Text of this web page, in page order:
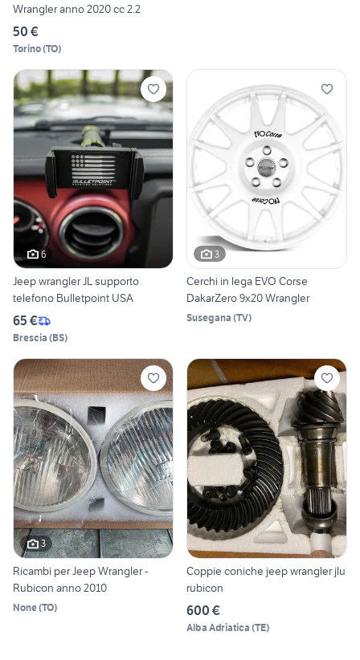
Wrangler anno 2020 cc 2.2
50 €
Torino(TO)
6
Jeep wrangler JL supporto
telefono Bulletpoint USA
65 €
Brescia (BS)
3
Cerchi in lega EVO Corse
DakarZero 9x20 Wrangler
Susegana (TV)
3
Ricambi per Jeep Wrangler -
Rubicon anno 2010
None(TO)
Coppie coniche jeep wrangler jlu
rubicon
600 €
Alba Adriatica (TE)